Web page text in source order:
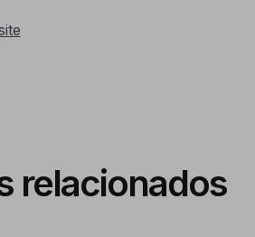
relacionados